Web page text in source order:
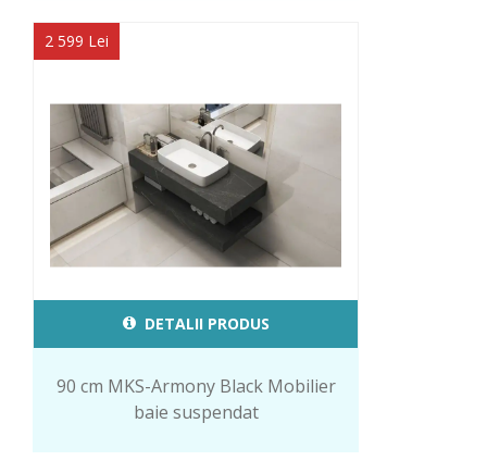
2 599 Lei
DETALII PRODUS
90 cm MKS-Armony Black Mobilier
baie suspendat